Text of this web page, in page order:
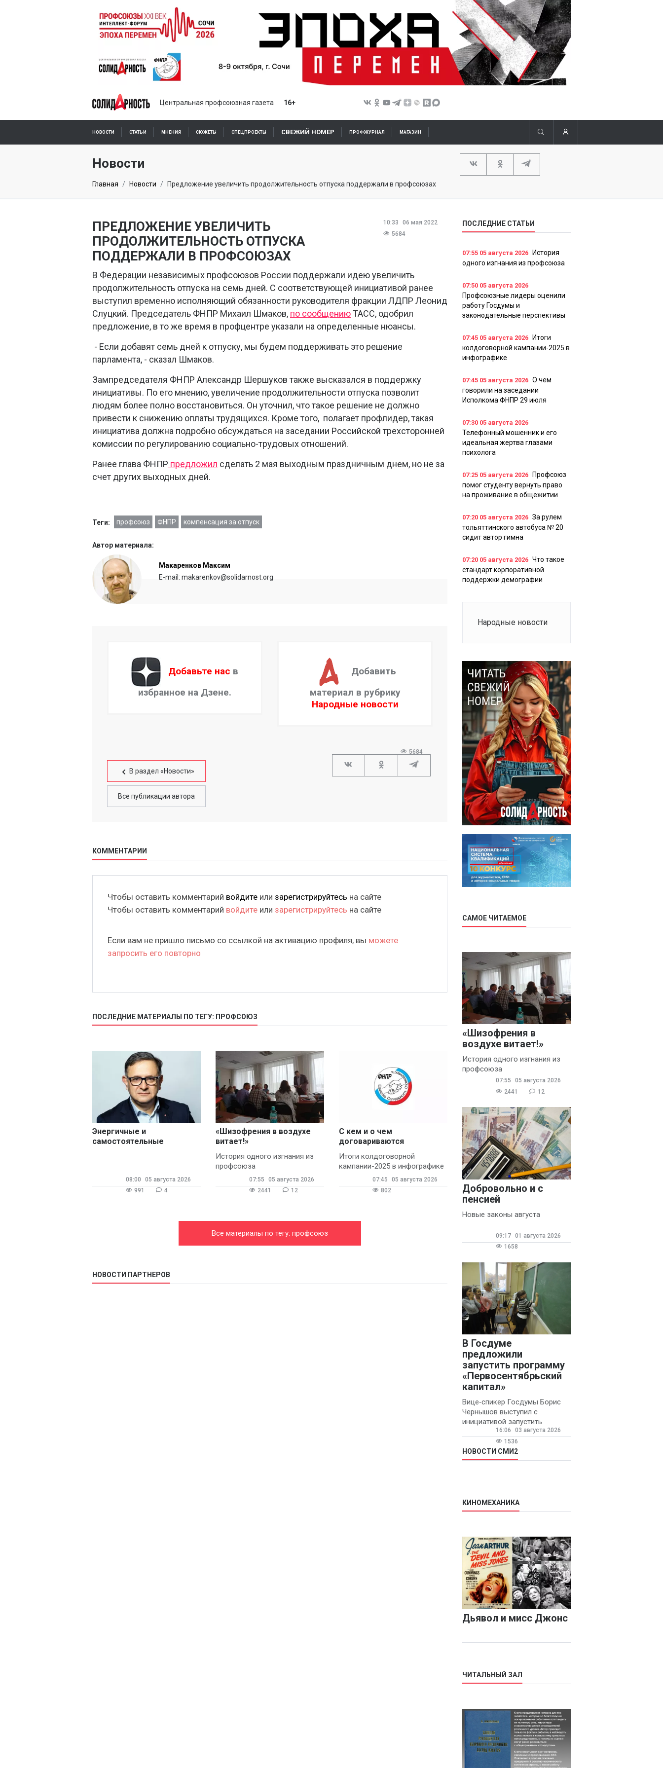
Центральная профсоюзная газета 16+
НОВОСТИ СТАТЬИ МНЕНИЯ СЮЖЕТЫ СПЕЦПРОЕКТЫ СВЕЖИЙ НОМЕР ПРОФЖУРНАЛ МАГАЗИН
ПОДПИСКА ОНЛАЙН
Новости
Главная Новости Предложение увеличить продолжительность отпуска поддержали в профсоюзах
10:33
06 мая 2022
5684
ПРЕДЛОЖЕНИЕ УВЕЛИЧИТЬ
ПРОДОЛЖИТЕЛЬНОСТЬ ОТПУСКА
ПОДДЕРЖАЛИ В ПРОФСОЮЗАХ
В Федерации независимых профсоюзов России поддержали идею увеличить
продолжительность отпуска на семь дней. С соответствующей инициативой ранее
выступил временно исполняющий обязанности руководителя фракции ЛДПР Леонид
Слуцкий. Председатель ФНПР Михаил Шмаков, по сообщениюТАСС, одобрил
предложение, в то же время в профцентре указали на определенные нюансы.
- Если добавят семь дней к отпуску, мы будем поддерживать это решение
парламента, - сказал Шмаков.
Зампредседателя ФНПР Александр Шершуков также высказался в поддержку
инициативы. По его мнению, увеличение продолжительности отпуска позволит
людям более полно восстановиться. Он уточнил, что такое решение не должно
привести к снижению оплаты трудящихся. Кроме того, полагает профлидер, такая
инициатива должна подробно обсуждаться на заседании Российской трехсторонней
комиссии по регулированию социально-трудовых отношений.
Ранее глава ФНПР предложил сделать 2 мая выходным праздничным днем, но не за
счет других выходных дней.
Теги: профсоюз ФНПР компенсация за отпуск
Автор материала:
Макаренков Максим
E-mail: makarenkov@solidarnost.org
Добавьте нас в
избранное на Дзене.
Добавить
материал в рубрику
Народные новости
В раздел «Новости»
Все публикации автора
5684
КОММЕНТАРИИ
Чтобы оставить комментарий войдите или зарегистрируйтесь на сайте
Чтобы оставить комментарий войдите или зарегистрируйтесь на сайте
Если вам не пришло письмо со ссылкой на активацию профиля, вы можете
запросить его повторно
ПОСЛЕДНИЕ МАТЕРИАЛЫ ПО ТЕГУ: ПРОФСОЮЗ
Энергичные и
самостоятельные
08:00
05 августа 2026
991
4
«Шизофрения в воздухе
витает!»
История одного изгнания из
профсоюза
07:55
05 августа 2026
2441
12
С кем и о чем
договариваются
профсоюзы
Итоги колдоговорной
кампании-2025 в инфографике
07:45
05 августа 2026
802
Все материалы по тегу: профсоюз
НОВОСТИ ПАРТНЕРОВ
ПОСЛЕДНИЕ СТАТЬИ
07:55 05 августа 2026
История
одного изгнания из профсоюза
07:50 05 августа 2026
Профсоюзные лидеры оценили
работу Госдумы и
законодательные перспективы
07:45 05 августа 2026
Итоги
колдоговорной кампании-2025 в
инфографике
07:45 05 августа 2026 О чем
говорили на заседании
Исполкома ФНПР 29 июля
07:30 05 августа 2026
Телефонный мошенник и его
идеальная жертва глазами
психолога
07:25 05 августа 2026
Профсоюз
помог студенту вернуть право
на проживание в общежитии
07:20 05 августа 2026 За рулем
тольяттинского автобуса № 20
сидит автор гимна
07:20 05 августа 2026 Что такое
стандарт корпоративной
поддержки демографии
Народные новости
САМОЕ ЧИТАЕМОЕ
«Шизофрения в
воздухе витает!»
История одного изгнания из
профсоюза
07:55
05 августа 2026
2441
12
Добровольно и с
пенсией
Новые законы августа
09:17 01 августа 2026
1658
В Госдуме
предложили
запустить программу
«Первосентябрьский
капитал»
Вице‑спикер Госдумы Борис
Чернышов выступил с
инициативой запустить
ежегодную федеральную
программу
«Первосентябрьский капитал»
- она предполагает
16:06
03 августа 2026
1536
НОВОСТИ СМИ2
КИНОМЕХАНИКА
Дьявол и мисс Джонс
ЧИТАЛЬНЫЙ ЗАЛ